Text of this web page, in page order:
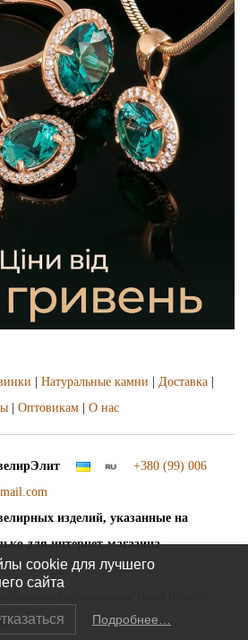
| Натуральные камни | Доставка |
| Оптовикам | О нас
+380 (99) 006
изделий, указанные на
для интернет-магазина
cookie для лучшего
сайта
Подробнее…